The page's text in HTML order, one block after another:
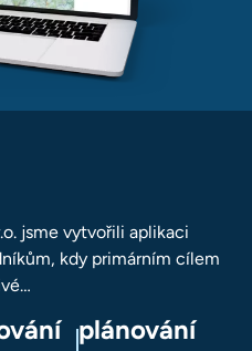
jsme vytvořili aplikaci
kdy primárním cílem
plánování